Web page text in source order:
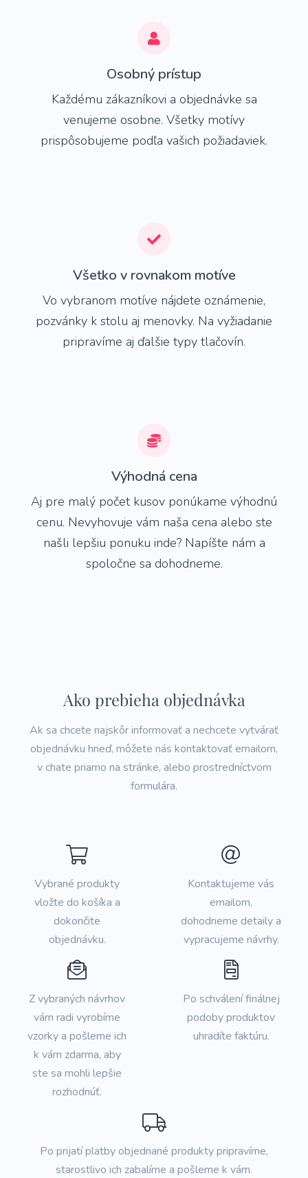
Osobný prístup
Každému zákazníkovi a objednávke sa
venujeme osobne. Všetky motívy
prispôsobujeme podľa vašich požiadaviek.
Všetko v rovnakom motíve
Vo vybranom motíve nájdete oznámenie,
pozvánky k stolu aj menovky. Na vyžiadanie
pripravíme aj ďalšie typy tlačovín.
Výhodná cena
Aj pre malý počet kusov ponúkame výhodnú
cenu. Nevyhovuje vám naša cena alebo ste
našli lepšiu ponuku inde? Napíšte nám a
spoločne sa dohodneme.
Ako prebieha objednávka
Ak sa chcete najskôr informovať a nechcete vytvárať
objednávku hneď, môžete nás kontaktovať emailom,
v chate priamo na stránke, alebo prostredníctvom
formulára.
Vybrané produkty
vložte do košíka a
dokončite
objednávku.
Kontaktujeme vás
emailom,
dohodneme detaily a
vypracujeme návrhy.
Z vybraných návrhov
vám radi vyrobíme
vzorky a pošleme ich
k vám zdarma, aby
ste sa mohli lepšie
rozhodnúť.
Po schválení finálnej
podoby produktov
uhradíte faktúru.
Po prijatí platby objednané produkty pripravíme,
starostlivo ich zabalíme a pošleme k vám.